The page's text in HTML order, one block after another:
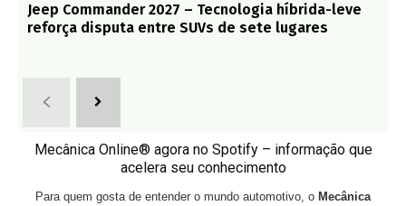
Jeep Commander 2027 – Tecnologia híbrida-leve
reforça disputa entre SUVs de sete lugares
Mecânica Online® agora no Spotify – informação que
acelera seu conhecimento
Para quem gosta de entender o mundo automotivo, o Mecânica